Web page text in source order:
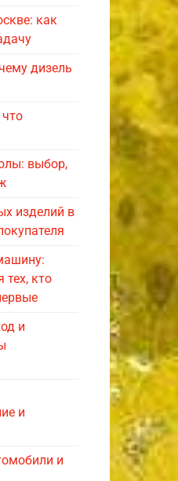
как
дизель
выбор,
изделий в
тех, кто
и
и
и